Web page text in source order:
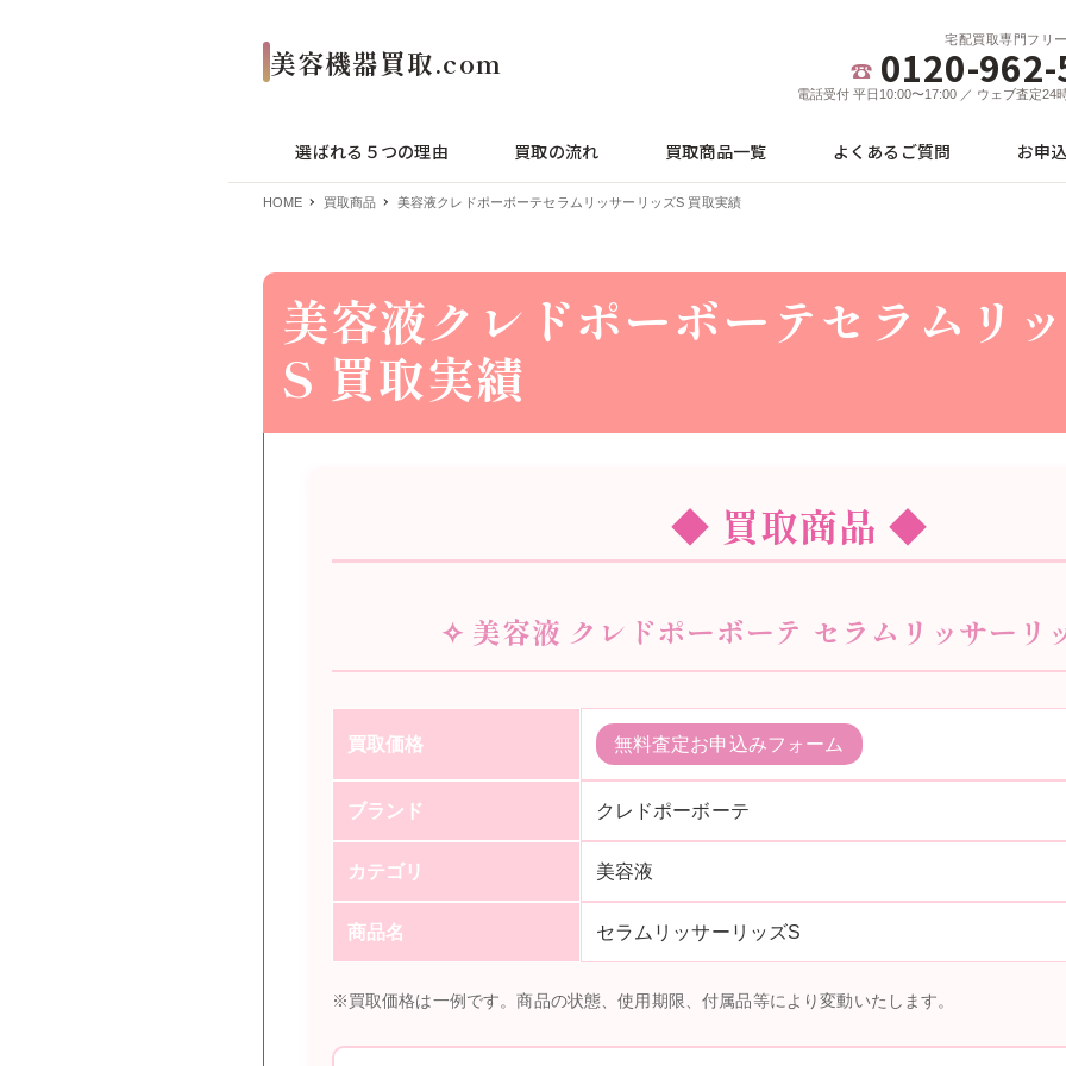
宅配買取専門フリ
0120-
電話受付 平日10:00〜17:00 ／ ウェブ査定24
選ばれる５つの理由 買取の流れ 買取商品一覧 よくあるご質問 お申
HOME 買取商品 美容液クレドポーボーテセラムリッサーリッズS 買取実績
美容液クレドポーボーテセラムリ
S 買取実績
◆ 買取商品 ◆
✧ 美容液 クレドポーボーテ セラムリッサーリ
買取価格 無料査定お申込みフォーム
ブランド クレドポーボーテ
カテゴリ 美容液
商品名 セラムリッサーリッズS
※買取価格は一例です。商品の状態、使用期限、付属品等により変動いたします。